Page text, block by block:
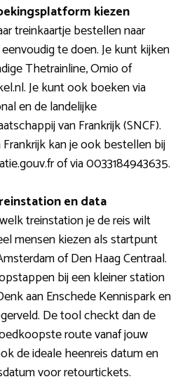
kiezen
treinkaartje bestellen naar
te doen. Je kunt kijken
Thetrainline, Omio of
Je kunt ook boeken via
en de landelijke
van Frankrijk (SNCF).
kan je ook bestellen bij
of via 0033184943635.
en data
treinstation je de reis wilt
mensen kiezen als startpunt
of Den Haag Centraal.
bij een kleiner station
aan Enschede Kennispark en
De tool checkt dan de
route vanaf jouw
de ideale heenreis datum en
voor retourtickets.